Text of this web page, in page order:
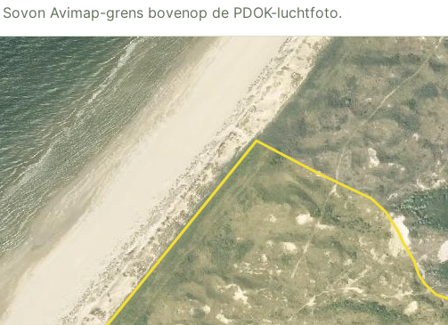
Avimap-grens bovenop de PDOK-luchtfoto.